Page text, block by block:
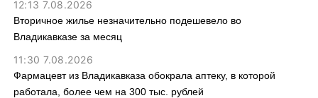
12:13 7.08.2026
Вторичное жилье незначительно подешевело во
Владикавказе за месяц
11:30 7.08.2026
Фармацевт из Владикавказа обокрала аптеку, в которой
работала, более чем на 300 тыс. рублей